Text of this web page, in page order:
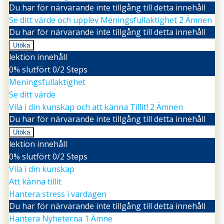
Du har för närvarande inte tillgång till detta innehåll
Se ditt värde och upplev Meningsfullaktighet 2 Ämnen
Du har för närvarande inte tillgång till detta innehåll
Utöka
Se
ditt
värde
och
upplev
Meningsfullaktighet
lektion innehåll
0% slutfört0/2 Steps
Meningsfullaktighet
Se ditt värde
Vila i din kunskap och att känna Tillit! 2 Ämnen
Du har för närvarande inte tillgång till detta innehåll
Utöka
Vila
i
din
kunskap
och
känna
Tillit!
lektion innehåll
0% slutfört0/2 Steps
Vila i din kunskap
Att känna tillit
Hantera stress i vardagen
Du har för närvarande inte tillgång till detta innehåll
Hantera Nyheterna 1 Ämne